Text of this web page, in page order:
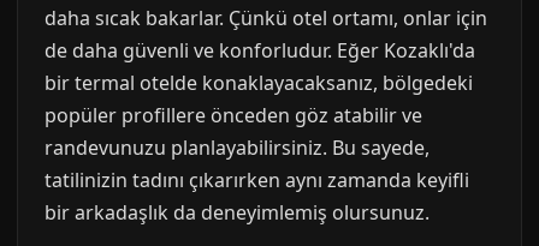
daha sıcak bakarlar. Çünkü otel ortamı, onlar için
de daha güvenli ve konforludur. Eğer Kozaklı'da
bir termal otelde konaklayacaksanız, bölgedeki
popüler profillere önceden göz atabilir ve
randevunuzu planlayabilirsiniz. Bu sayede,
tatilinizin tadını çıkarırken aynı zamanda keyifli
bir arkadaşlık da deneyimlemiş olursunuz.